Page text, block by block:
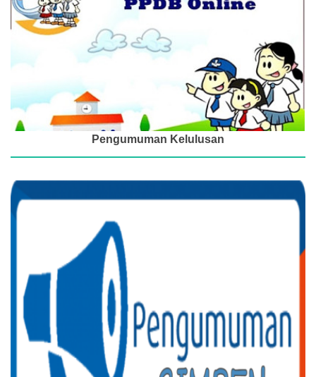
Pengumuman Kelulusan